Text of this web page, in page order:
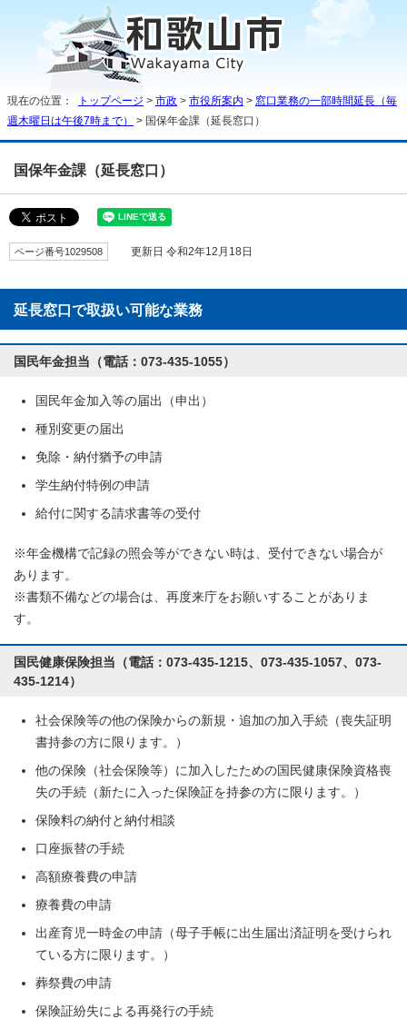
現在の位置： トップページ > 市政 > 市役所案内 > 窓口業務の一部時間延長（毎
週木曜日は午後7時まで）
> 国保年金課（延長窓口）
国保年金課（延長窓口）
ページ番号1029508 更新日 令和2年12月18日
延長窓口で取扱い可能な業務
国民年金担当（電話：073-435-1055）
国民年金加入等の届出（申出）
種別変更の届出
免除・納付猶予の申請
学生納付特例の申請
給付に関する請求書等の受付
※年金機構で記録の照会等ができない時は、受付できない場合が
あります。
※書類不備などの場合は、再度来庁をお願いすることがありま
す。
国民健康保険担当（電話：073-435-1215、073-435-1057、073-
435-1214）
社会保険等の他の保険からの新規・追加の加入手続（喪失証明
書持参の方に限ります。）
他の保険（社会保険等）に加入したための国民健康保険資格喪
失の手続（新たに入った保険証を持参の方に限ります。）
保険料の納付と納付相談
口座振替の手続
高額療養費の申請
療養費の申請
出産育児一時金の申請（母子手帳に出生届出済証明を受けられ
ている方に限ります。）
葬祭費の申請
保険証紛失による再発行の手続